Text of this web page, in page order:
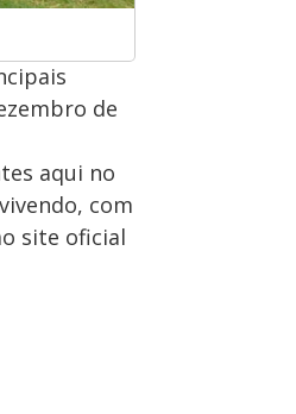
de
aqui no
com
site oficial